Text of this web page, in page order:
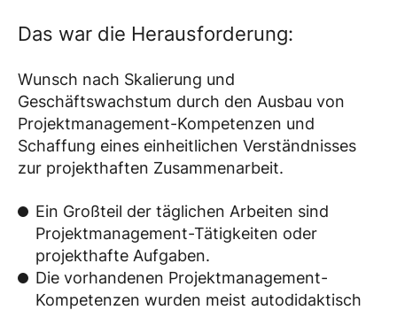
Das war die Herausforderung:
Wunsch nach Skalierung und
Geschäftswachstum durch den Ausbau von
Projektmanagement-Kompetenzen und
Schaffung eines einheitlichen Verständnisses
zur projekthaften Zusammenarbeit.
Ein Großteil der täglichen Arbeiten sind
Projektmanagement-Tätigkeiten oder
projekthafte Aufgaben.
Die vorhandenen Projektmanagement-
Kompetenzen wurden meist autodidaktisch